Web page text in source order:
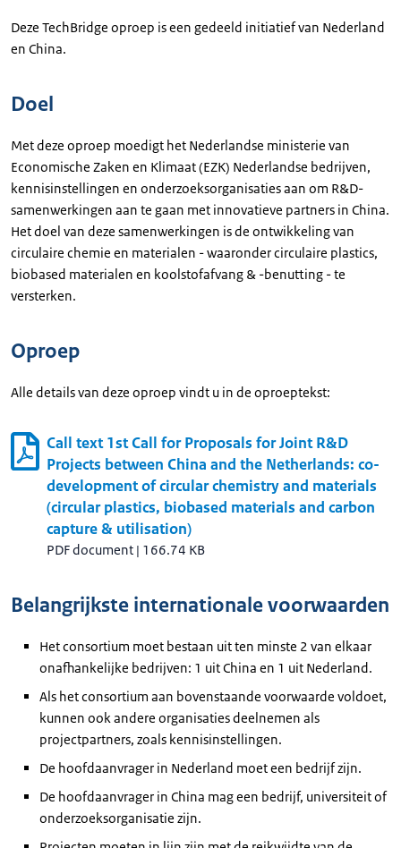
Deze TechBridge oproep is een gedeeld initiatief van Nederland
en China.
Doel
Met deze oproep moedigt het Nederlandse ministerie van
Economische Zaken en Klimaat (EZK) Nederlandse bedrijven,
kennisinstellingen en onderzoeksorganisaties aan om R&D-
samenwerkingen aan te gaan met innovatieve partners in China.
Het doel van deze samenwerkingen is de ontwikkeling van
circulaire chemie en materialen - waaronder circulaire plastics,
biobased materialen en koolstofafvang & -benutting - te
versterken.
Oproep
Alle details van deze oproep vindt u in de oproeptekst:
Call text 1st Call for Proposals for Joint R&D
Projects between China and the Netherlands: co-
development of circular chemistry and materials
(circular plastics, biobased materials and carbon
capture & utilisation)
PDF document | 166.74 KB
Belangrijkste internationale voorwaarden
Het consortium moet bestaan uit ten minste 2 van elkaar
onafhankelijke bedrijven: 1 uit China en 1 uit Nederland.
Als het consortium aan bovenstaande voorwaarde voldoet,
kunnen ook andere organisaties deelnemen als
projectpartners, zoals kennisinstellingen.
De hoofdaanvrager in Nederland moet een bedrijf zijn.
De hoofdaanvrager in China mag een bedrijf, universiteit of
onderzoeksorganisatie zijn.